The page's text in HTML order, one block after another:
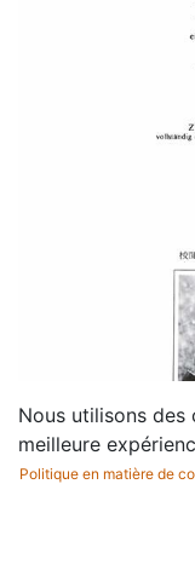
Nous utilisons
meilleure
Politique en matière de